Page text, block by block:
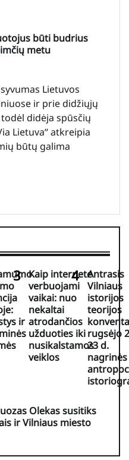
būti budrius
metu
Lietuvos
ir prie didžiųjų
didėja spūsčių
Lietuva“ atkreipia
būtų galima
ir
Kaip internete
verbuojami
vaikai: nuo
nekaltai
atrodančios
užduoties iki
nusikalstamos
veiklos
Antrasis
Vilniaus
istorijos
teorijos
rugsėjo
23 d.
nagrinės
Olekas susitiks
ir Vilniaus miesto